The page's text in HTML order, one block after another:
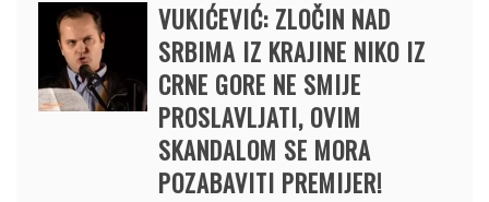
VUKIĆEVIĆ: ZLOČIN NAD
SRBIMA IZ KRAJINE NIKO IZ
CRNE GORE NE SMIJE
PROSLAVLJATI, OVIM
SKANDALOM SE MORA
POZABAVITI PREMIJER!